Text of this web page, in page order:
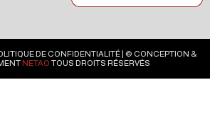
DE CONFIDENTIALITÉ| © CONCEPTION &
NETAO TOUS DROITS RÉSERVÉS